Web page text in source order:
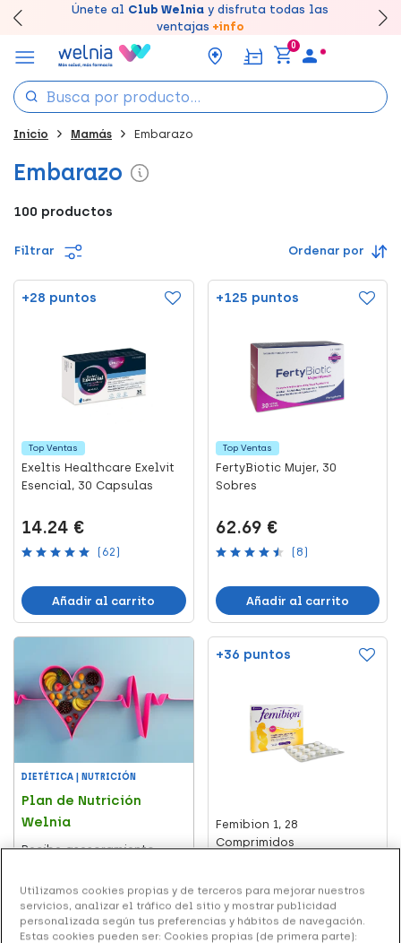
Disfruta de la entregarápida y gratuitaen farmacia
Únete al Club Welnia y disfruta todas las
ventajas +info
un 7% de descuento creando tu cuentaaquí
Canjea tus puntos en tu Farmacia de Confianza,
acumúlalos online.
0
Inicio Mamás Embarazo
Embarazo
100 productos
Filtrar Ordenar por
+28 puntos
Top Ventas
Exeltis Healthcare Exelvit
Esencial, 30 Capsulas
14.24 €
(62)
Añadir al carrito
+125 puntos
Top Ventas
FertyBiotic Mujer, 30
Sobres
62.69 €
(8)
Añadir al carrito
DIETÉTICA | NUTRICIÓN
Plan de Nutrición
Welnia
Recibe asesoramiento
+36 puntos
Femibion 1, 28
Comprimidos
18.04 €
(9)
Utilizamos cookies propias y de terceros para mejorar nuestros
servicios, analizar el tráfico del sitio y mostrar publicidad
personalizada según tus preferencias y hábitos de navegación.
Estas cookies pueden ser: Cookies propias (de primera parte):